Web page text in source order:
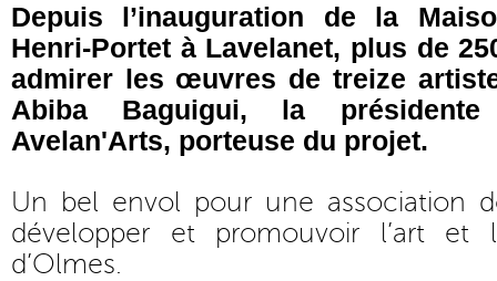
Depuis l’inauguration de la
Henri-Portet à Lavelanet, plus de
admirer les œuvres de treize
Abiba Baguigui, la présidente
Avelan'Arts, porteuse du projet.
Un bel envol pour une association
développer et promouvoir l’art
d’Olmes.